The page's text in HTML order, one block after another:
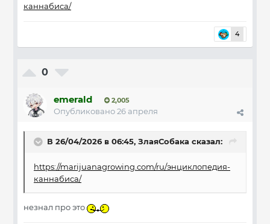
каннабиса/
4
0
emerald 2,005
Опубликовано26 апреля
В 26/04/2026 в 06:45, ЗлаяСобака сказал:
https://marijuanagrowing.com/ru/энциклопедия-
каннабиса/
незнал про это